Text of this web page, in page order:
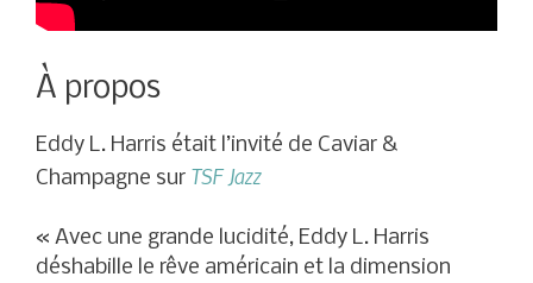
À propos
Eddy L. Harris était l’invité de Caviar &
Champagne sur TSF Jazz
« Avec une grande lucidité, Eddy L. Harris
déshabille le rêve américain et la dimension